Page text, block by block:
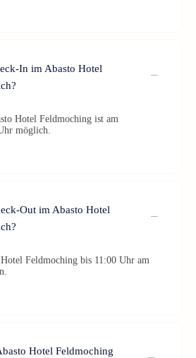
In im Abasto Hotel
Hotel Feldmoching ist am
möglich.
Out im Abasto Hotel
Feldmoching bis 11:00 Uhr am
Hotel Feldmoching